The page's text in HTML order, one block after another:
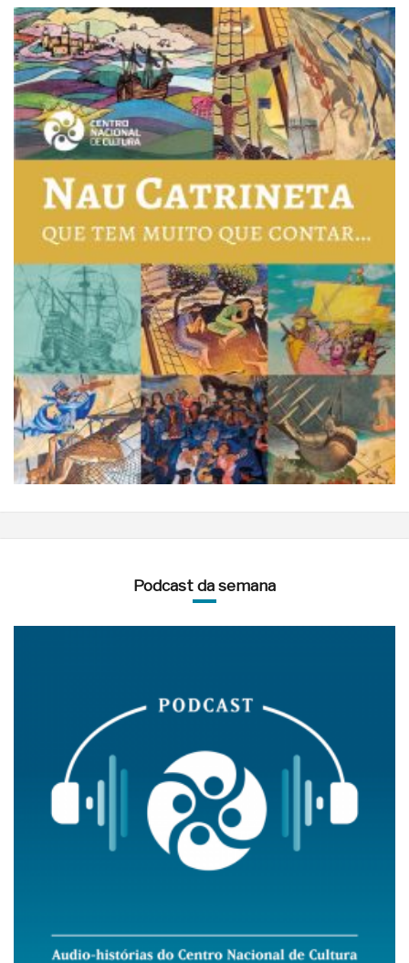
Podcast da semana